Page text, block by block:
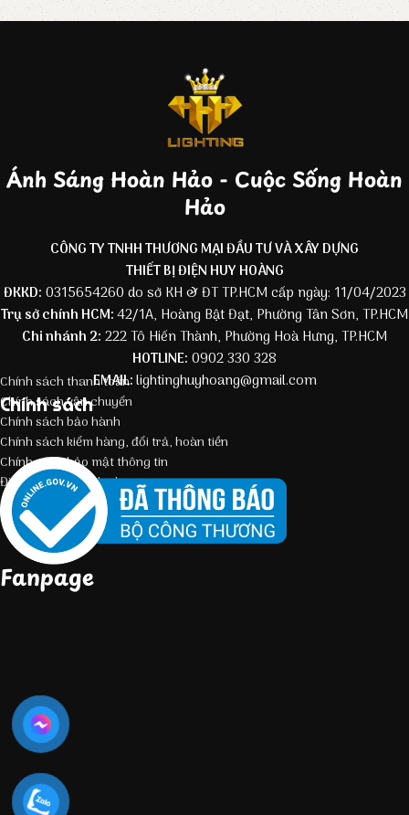
Ánh Sáng Hoàn Hảo - Cuộc Sống Hoàn
Hảo
CÔNG TY TNHH THƯƠNG MẠI ĐẦU TƯ VÀ XÂY DỰNG
THIẾT BỊ ĐIỆN HUY HOÀNG
ĐKKD: 0315654260 do sở KH & ĐT TP.HCM cấp ngày: 11/04/2023
Trụ sở chính HCM:42/1A, Hoàng Bật Đạt, Phường Tân Sơn, TP.HCM
Chi nhánh 2: 222 Tô Hiến Thành, Phường Hoà Hưng, TP.HCM
HOTLINE: 0902 330 328
EMAIL:lightinghuyhoang@gmail.com
Chính sách
Chính sách thanh toán
Chính sách vận chuyển
Chính sách bảo hành
Chính sách kiểm hàng, đổi trả, hoàn tiền
Chính sách bảo mật thông tin
Điều kiện giao dịch chung
Fanpage